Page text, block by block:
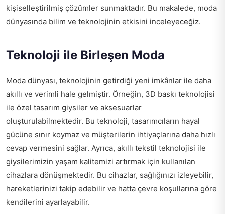
kişiselleştirilmiş çözümler sunmaktadır. Bu makalede, moda
dünyasında bilim ve teknolojinin etkisini inceleyeceğiz.
Teknoloji ile Birleşen Moda
Moda dünyası, teknolojinin getirdiği yeni imkânlar ile daha
akıllı ve verimli hale gelmiştir. Örneğin, 3D baskı teknolojisi
ile özel tasarım giysiler ve aksesuarlar
oluşturulabilmektedir. Bu teknoloji, tasarımcıların hayal
gücüne sınır koymaz ve müşterilerin ihtiyaçlarına daha hızlı
cevap vermesini sağlar. Ayrıca, akıllı tekstil teknolojisi ile
giysilerimizin yaşam kalitemizi artırmak için kullanılan
cihazlara dönüşmektedir. Bu cihazlar, sağlığınızı izleyebilir,
hareketlerinizi takip edebilir ve hatta çevre koşullarına göre
kendilerini ayarlayabilir.